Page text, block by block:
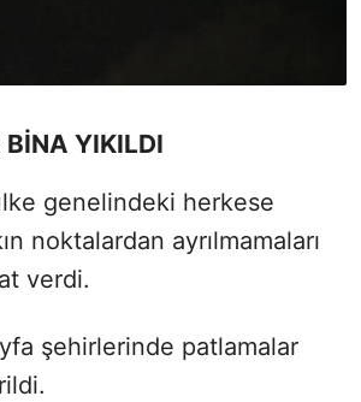
BİNA YIKILDI
genelindeki herkese
noktalardan ayrılmamaları
verdi.
şehirlerinde patlamalar